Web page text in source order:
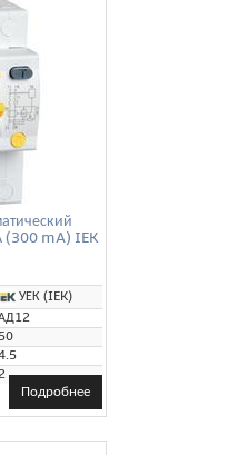
(300 mA) IEK
УЕК (IEK)
50
2
Подробнее